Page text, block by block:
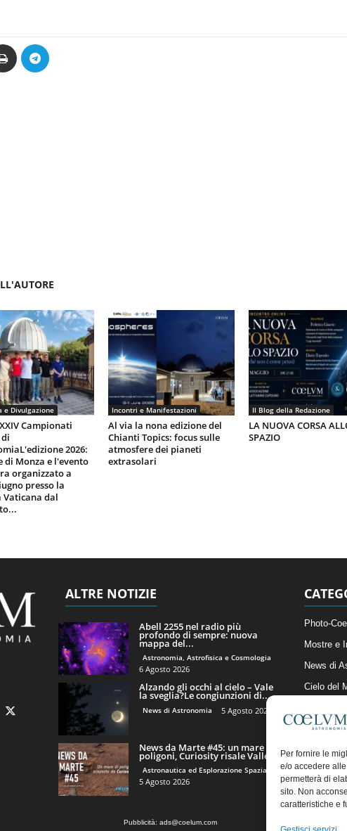
Per fornire le
e/o accedere
permetterà di
sito. Non
caratteristiche e
e Divulgazione
Campionati
2026:
di Monza e l'evento
organizzato a
presso la
Vaticana dal
Incontri e Manifestazioni
Al via la nona edizione del
Chianti Topics: focus sulle
atmosfere dei pianeti
extrasolari
Il Blog della Redazione
LA NUOVA CORSA
SPAZIO
ALTRE NOTIZIE
Abell 2255 nel radio più
profondo di sempre: nuova
mappa del...
Astronomia, Astrofisica e Cosmologia
6 Agosto 2026
Alzando gli occhi al cielo – Vale
la sveglia?Le congiunzioni di...
News di Astronomia 5 Agosto 2026
News da Marte #45: un mare di
poligoni, Curiosity risale Valle...
Astronautica ed Esplorazione Spaziale
5 Agosto 2026
Photo-
Mostre e
News di
Cielo del
Articoli e
Il Blog
Pubblicità: ads@coelum.com